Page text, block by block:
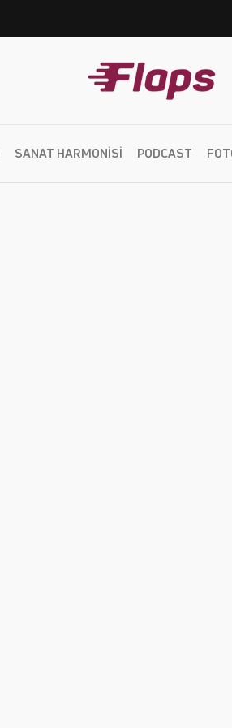
SANAT HARMONISI PODCAST